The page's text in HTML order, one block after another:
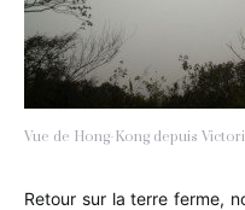
Vue de Hong-Kong depuis
Retour sur la terre ferme,